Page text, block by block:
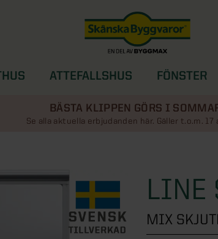
ATTEFALLSHUS FÖNSTER
BÄSTA KLIPPEN GÖRS I
Se alla aktuella erbjudanden här. Gäller t.o.m. 17
LINE
MIX